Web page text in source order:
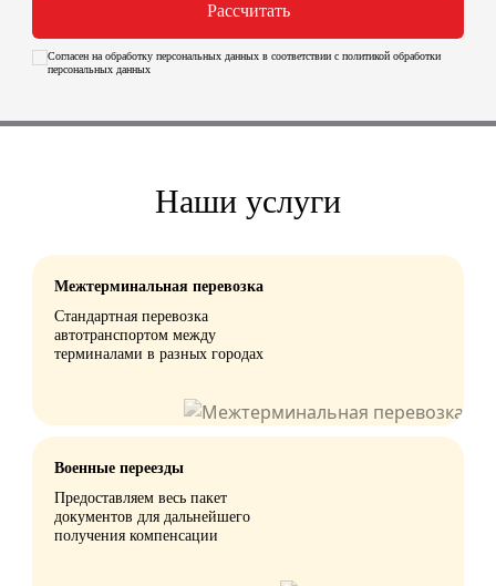
Рассчитать
Согласен на обработку персональных данных в соответствии с политикой обработки
персональных данных
Наши услуги
Межтерминальная перевозка
Стандартная перевозка
автотранспортом между
терминалами в разных городах
Военные переезды
Предоставляем весь пакет
документов для дальнейшего
получения компенсации